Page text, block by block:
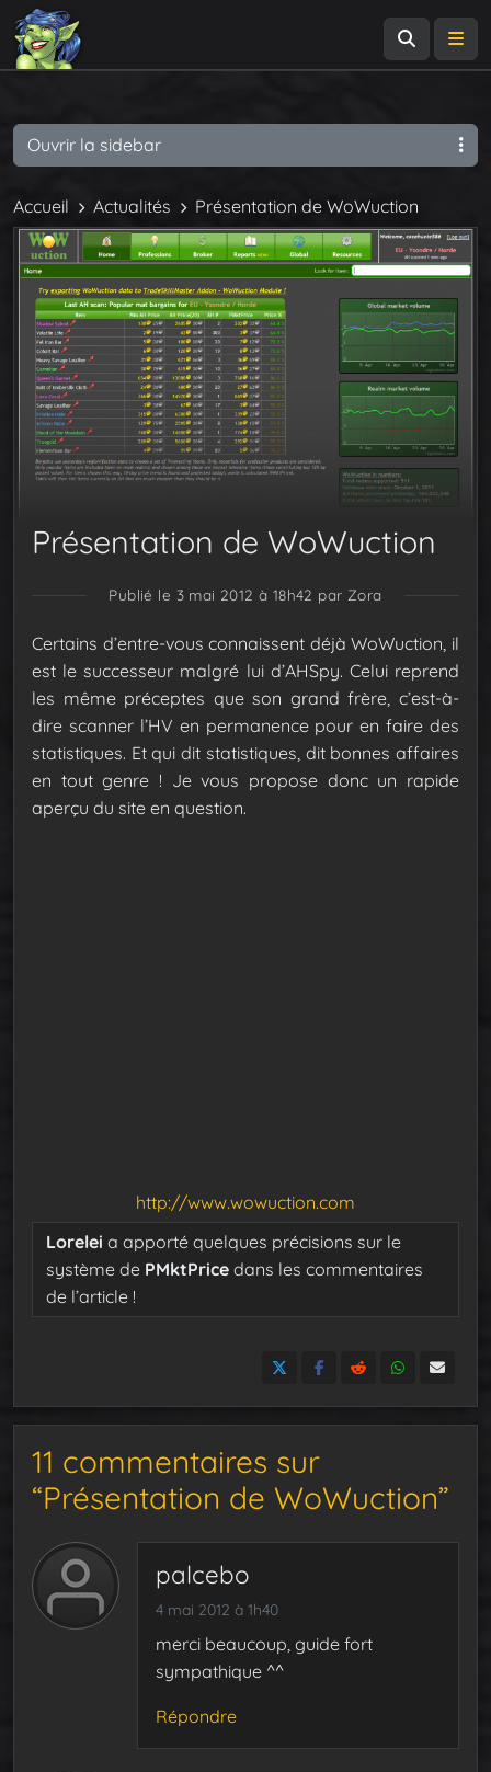
Accueil Actualités Présentation de WoWuction
Présentation de WoWuction
Publié le 3 mai 2012 à 18h42 par Zora
Certains d’entre-vous connaissent déjà WoWuction, il
est le successeur malgré lui d’AHSpy. Celui reprend
les même préceptes que son grand frère, c’est-à-
dire scanner l’HV en permanence pour en faire des
statistiques. Et qui dit statistiques, dit bonnes affaires
en tout genre ! Je vous propose donc un rapide
aperçu du site en question.
http://www.wowuction.com
Lorelei a apporté quelques précisions sur le
système de PMktPrice dans les commentaires
de l’article !
11 commentaires sur
“Présentation de WoWuction”
palcebo
4 mai 2012 à 1h40
merci beaucoup, guide fort
sympathique ^^
Répondre
Ouvrir la sidebar